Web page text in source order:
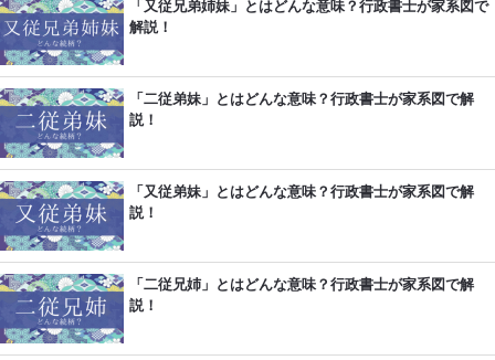
「又従兄弟姉妹」とはどんな意味？行政書士が家系図で
解説！
「二従弟妹」とはどんな意味？行政書士が家系図で解
説！
「又従弟妹」とはどんな意味？行政書士が家系図で解
説！
「二従兄姉」とはどんな意味？行政書士が家系図で解
説！